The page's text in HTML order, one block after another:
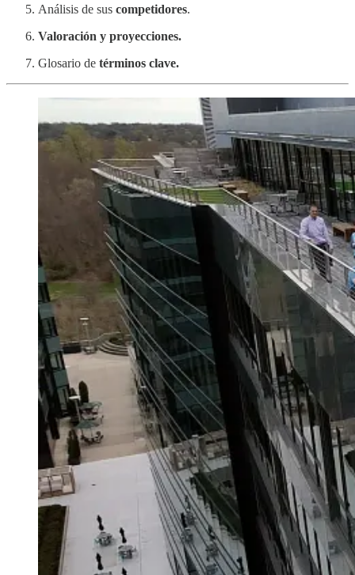
Análisis de sus competidores.
Valoración y proyecciones.
Glosario de términos clave.